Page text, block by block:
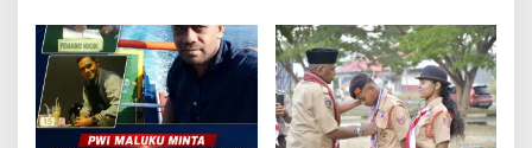
Disambut Hangat Wakil
Wali Kota
Barbara Alfons: Itu Palsu?